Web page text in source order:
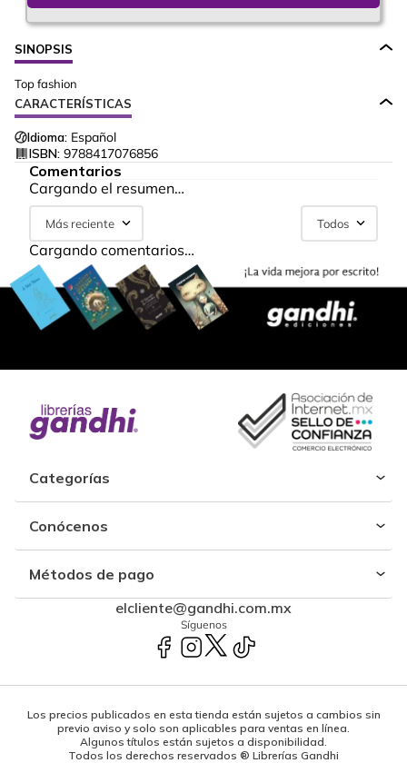
SINOPSIS
Top fashion
CARACTERÍSTICAS
Idioma: Español
ISBN: 9788417076856
Comentarios
Cargando el resumen…
Más reciente Todos
Cargando comentarios…
Categorías
Conócenos
Métodos de pago
elcliente@gandhi.com.mx
Síguenos
Los precios publicados en esta tienda están sujetos a cambios sin
previo aviso y solo son aplicables para ventas en línea.
Algunos títulos están sujetos a disponibilidad.
Todos los derechos reservados ® Librerías Gandhi